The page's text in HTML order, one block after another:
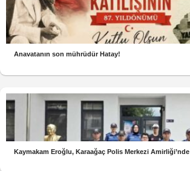
Anavatanın son mührüdür Hatay!
Kaymakam Eroğlu, Karaağaç Polis Merkezi Amirliği’nde